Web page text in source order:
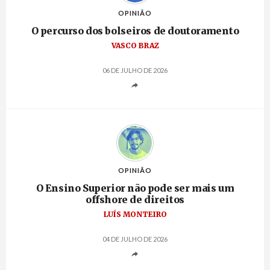
OPINIÃO
O percurso dos bolseiros de doutoramento
VASCO BRAZ
06 DE JULHO DE 2026
OPINIÃO
O Ensino Superior não pode ser mais um
offshore de direitos
LUÍS MONTEIRO
04 DE JULHO DE 2026